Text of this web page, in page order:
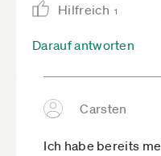
Hilfreich 1
Darauf antworten
Carsten
Ich habe bereits